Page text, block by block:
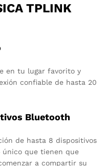
TPLINK
en tu lugar favorito y
confiable de hasta 20
Bluetooth
de hasta 8 dispositivos
que tienen que
a compartir su